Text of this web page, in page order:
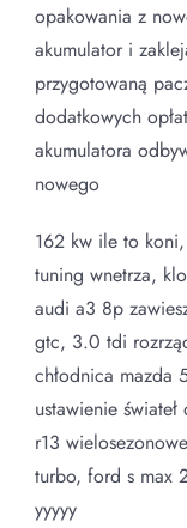
opakowania z
akumulator i
przygotowaną
dodatkowych
akumulatora
nowego
162 kw ile to
tuning wnetrza,
audi a3 8p
gtc, 3.0 tdi
chłodnica mazda
ustawienie
r13
turbo, ford s max
yyyyy